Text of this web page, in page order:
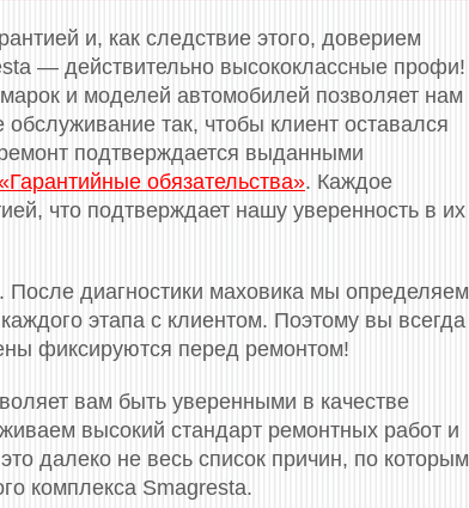
и, как следствие этого, доверием
— действительно высококлассные профи!
и моделей автомобилей позволяет нам
так, чтобы клиент оставался
подтверждается выданными
обязательства». Каждое
что подтверждает нашу уверенность в их
диагностики маховика мы определяем
этапа с клиентом. Поэтому вы всегда
фиксируются перед ремонтом!
вам быть уверенными в качестве
высокий стандарт ремонтных работ и
далеко не весь список причин, по которым
комплекса Smagresta.